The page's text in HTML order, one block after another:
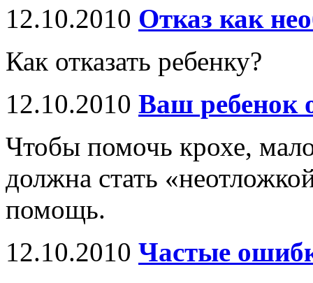
12.10.2010 Отказ как
Как отказать ребенку?
12.10.2010 Ваш ребенок
Чтобы помочь крохе,
должна стать
помощь.
12.10.2010 Частые